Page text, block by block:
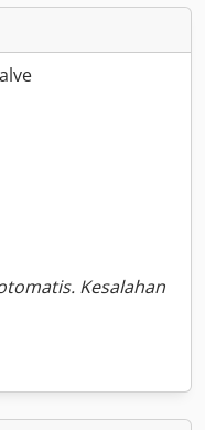
Kesalahan